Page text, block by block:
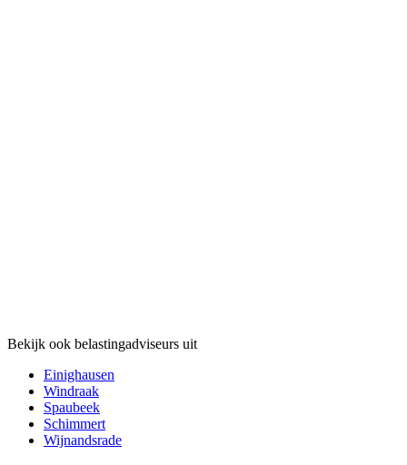
Bekijk ook belastingadviseurs uit
Einighausen
Windraak
Spaubeek
Schimmert
Wijnandsrade